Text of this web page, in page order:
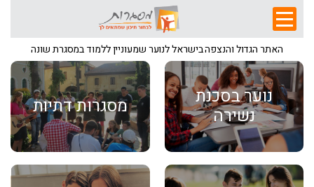
האתר הגדול והנצפה בישראל לנוער שמעוניין ללמוד במסגרת שונה
מסגרות דתיות
נוער בסכנת
נשירה